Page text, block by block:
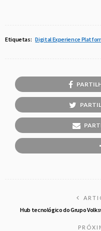
Etiquetas: Digital Experience
Hub tecnológico do Grupo